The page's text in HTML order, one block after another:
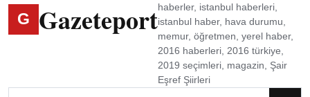
G Gazeteporthaberler, istanbul haberleri,
istanbul haber, hava durumu,
memur, öğretmen, yerel haber,
2016 haberleri, 2016 türkiye,
2019 seçimleri, magazin, Şair
Eşref Şiirleri